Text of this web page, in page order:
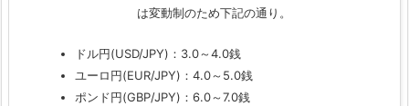
は変動制のため下記の通り。
ドル円(USD/JPY)：3.0～4.0銭
ユーロ円(EUR/JPY)：4.0～5.0銭
ポンド円(GBP/JPY)：6.0～7.0銭